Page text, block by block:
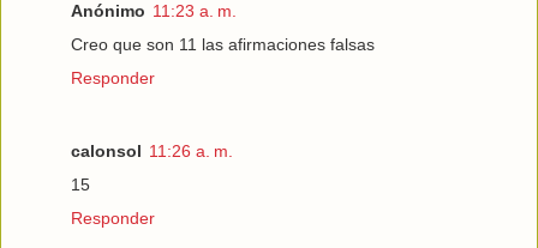
Anónimo 11:23 a. m.
Creo que son 11 las afirmaciones falsas
Responder
calonsol 11:26 a. m.
15
Responder